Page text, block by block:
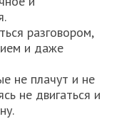
разговором,
и даже
не плачут и не
не двигаться и